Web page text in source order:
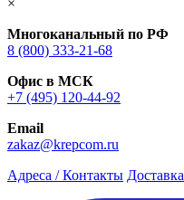
×
Многоканальный по РФ
8 (800) 333‑21-68
Офис в МСК
+7 (495) 120-44-92
Email
zakaz@krepcom.ru
Адреса / Контакты Доставка